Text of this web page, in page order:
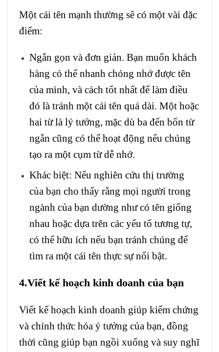
Một cái tên mạnh thường sẽ có một vài đặc
điểm:
Ngắn gọn và đơn giản. Bạn muốn khách
hàng có thể nhanh chóng nhớ được tên
của mình, và cách tốt nhất để làm điều
đó là tránh một cái tên quá dài. Một hoặc
hai từ là lý tưởng, mặc dù ba đến bốn từ
ngắn cũng có thể hoạt động nếu chúng
tạo ra một cụm từ dễ nhớ.
Khác biệt: Nếu nghiên cứu thị trường
của bạn cho thấy rằng mọi người trong
ngành của bạn dường như có tên giống
nhau hoặc dựa trên các yếu tố tương tự,
có thể hữu ích nếu bạn tránh chúng để
tìm ra một cái tên thực sự nổi bật.
4.Viết kế hoạch kinh doanh của bạn
Viết kế hoạch kinh doanh giúp kiểm chứng
và chính thức hóa ý tưởng của bạn, đồng
thời cũng giúp bạn ngồi xuống và suy nghĩ